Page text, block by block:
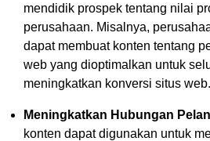
mendidik prospek tentang nilai
perusahaan. Misalnya,
dapat membuat konten tentang
web yang dioptimalkan untuk
meningkatkan konversi situs web.
Meningkatkan Hubungan
konten dapat digunakan untuk